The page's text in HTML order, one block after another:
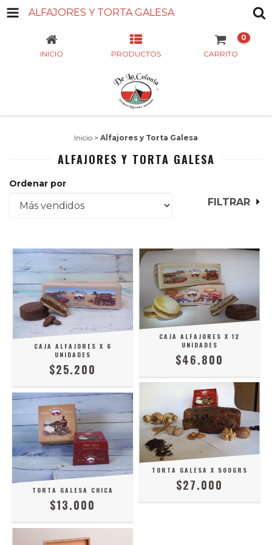
ALFAJORES Y TORTA GALESA
INICIO PRODUCTOS CARRITO
0
Inicio > Alfajores y Torta Galesa
ALFAJORES Y TORTA GALESA
Ordenar por
FILTRAR
CAJA ALFAJORES X 6
UNIDADES
$25.200
CAJA ALFAJORES X 12
UNIDADES
$46.800
TORTA GALESA CHICA
$13.000
TORTA GALESA X 500GRS
$27.000